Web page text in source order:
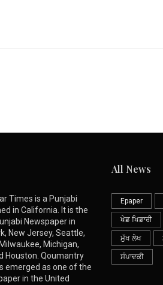
Times is a Punjabi
in California. It is the
Newspaper in
New Jersey, Seattle,
Michigan,
Houston. Qoumantry
emerged as one of the
in the United
All News
Epaper
ਖੇਡ ਖਿਡਾਰੀ
ਮੁੱਖ ਲੇਖ
ਸੰਪਾਦਕੀ